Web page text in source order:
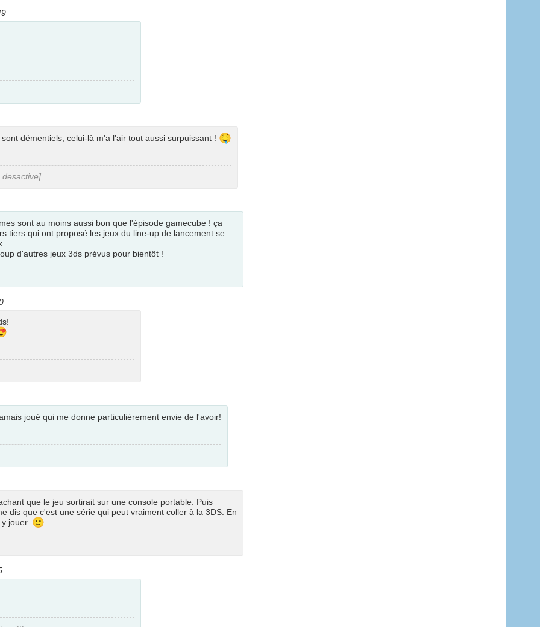
démentiels, celui-là m'a l'air tout aussi surpuissant ! 🤤
desactive]
sont au moins aussi bon que l'épisode gamecube ! ça
tiers qui ont proposé les jeux du line-up de lancement se
d'autres jeux 3ds prévus pour bientôt !
joué qui me donne particulièrement envie de l'avoir!
que le jeu sortirait sur une console portable. Puis
dis que c'est une série qui peut vraiment coller à la 3DS. En
jouer. 🙂